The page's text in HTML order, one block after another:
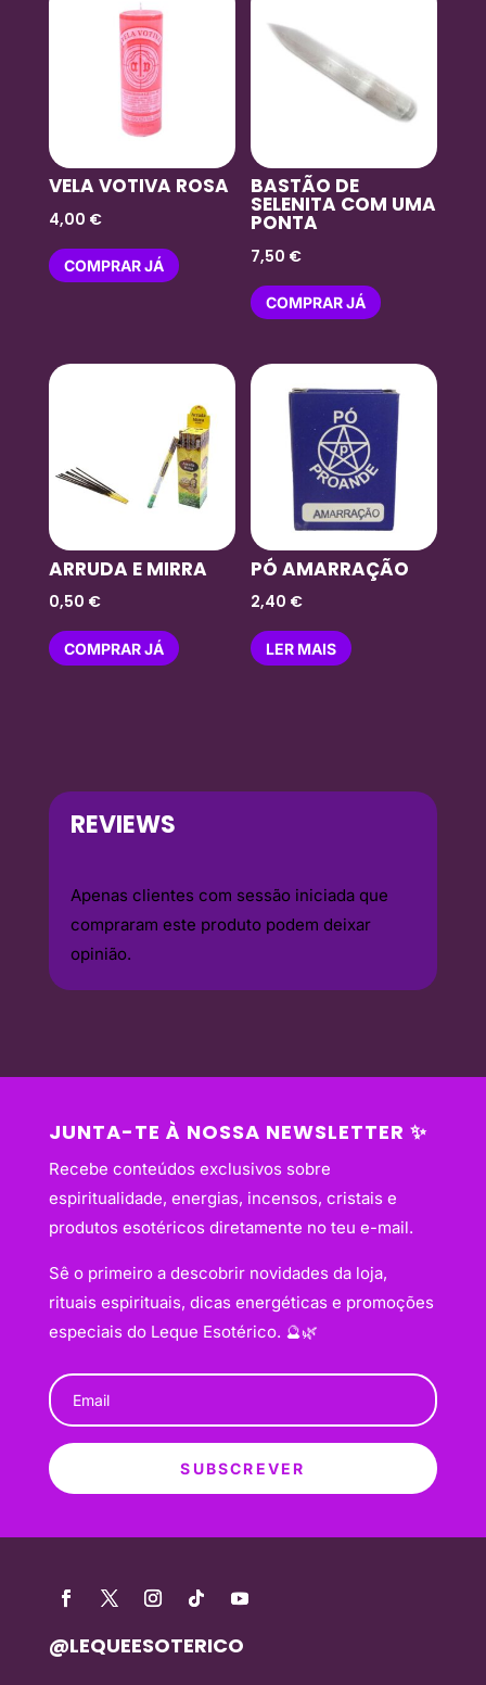
VELA VOTIVA ROSA
4,00 €
COMPRAR JÁ
BASTÃO DE
SELENITA COM UMA
PONTA
7,50 €
COMPRAR JÁ
ARRUDA E MIRRA
0,50 €
COMPRAR JÁ
PÓ AMARRAÇÃO
2,40 €
LER MAIS
REVIEWS
Apenas clientes com sessão iniciada que
compraram este produto podem deixar
opinião.
JUNTA-TE À NOSSA NEWSLETTER ✨
Recebe conteúdos exclusivos sobre
espiritualidade, energias, incensos, cristais e
produtos esotéricos diretamente no teu e-mail.
Sê o primeiro a descobrir novidades da loja,
rituais espirituais, dicas energéticas e promoções
especiais do Leque Esotérico. 🔮🌿
SUBSCREVER
@LEQUEESOTERICO